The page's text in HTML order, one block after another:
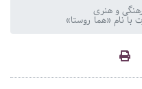
و هنری
با نام «هما روستا»